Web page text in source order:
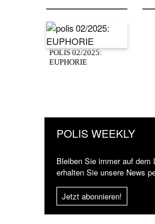
POLIS 02/2025:
EUPHORIE
POLIS WEEKLY
Bleiben Sie immer auf dem
erhalten Sie unsere News
Jetzt abonnieren!